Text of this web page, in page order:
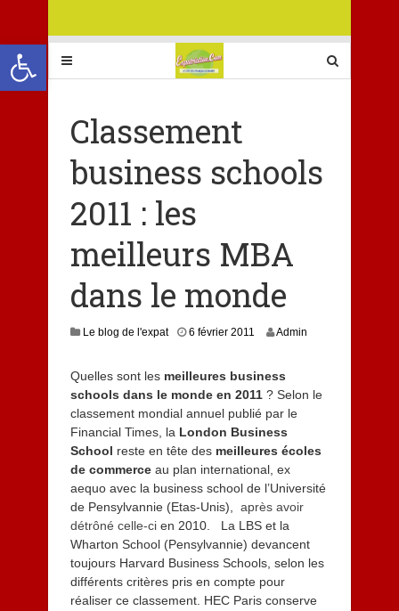
Ouvrir la barre d’outils
Classement
business schools
2011 : les
meilleurs MBA
dans le monde
Le blog de l'expat 6 février 2011 Admin
Quelles sont les meilleures business
schools dans le monde en 2011? Selon le
classement mondial annuel publié par le
Financial Times, la London Business
School reste en tête des meilleures écoles
de commerce au plan international, ex
aequo avec la business school de l’Université
de Pensylvannie (Etas-Unis), après avoir
détrôné celle-cien 2010. La LBS et la
Wharton School (Pensylvannie) devancent
toujours Harvard Business Schools, selon les
différents critères pris en compte pour
réaliser ce classement. HEC Paris conserve